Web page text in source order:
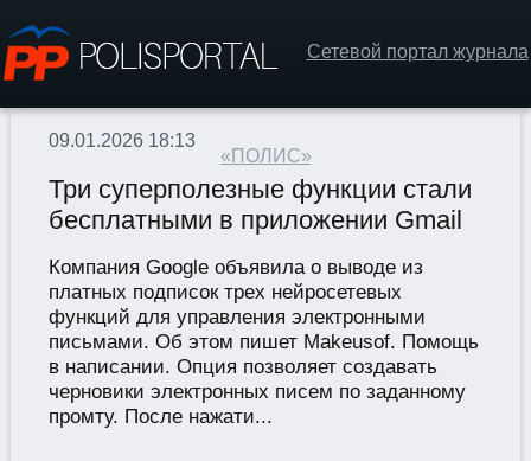
Сетевой портал журнала
«ПОЛИС»
09.01.2026 18:13
Три суперполезные функции стали
бесплатными в приложении Gmail
Компания Google объявила о выводе из
платных подписок трех нейросетевых
функций для управления электронными
письмами. Об этом пишет Makeusof. Помощь
в написании. Опция позволяет создавать
черновики электронных писем по заданному
промту. После нажати...